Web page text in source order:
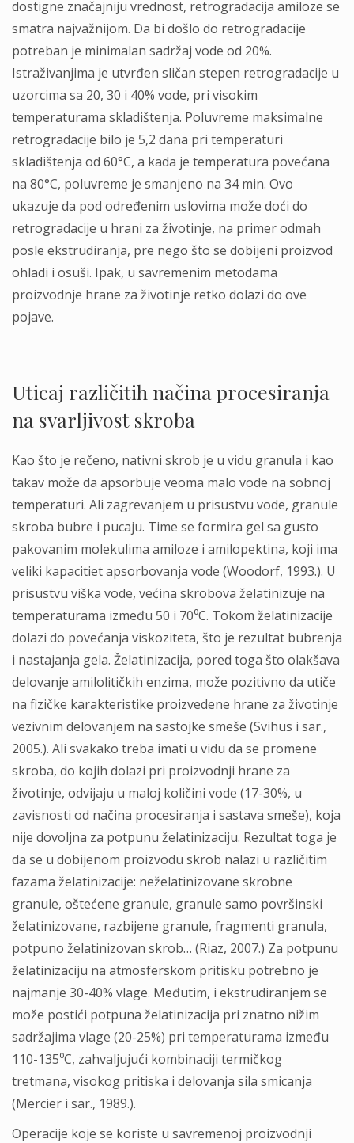
dostigne značajniju vrednost, retrogradacija amiloze se
smatra najvažnijom. Da bi došlo do retrogradacije
potreban je minimalan sadržaj vode od 20%.
Istraživanjima je utvrđen sličan stepen retrogradacije u
uzorcima sa 20, 30 i 40% vode, pri visokim
temperaturama skladištenja. Poluvreme maksimalne
retrogradacije bilo je 5,2 dana pri temperaturi
skladištenja od 60°C, a kada je temperatura povećana
na 80°C, poluvreme je smanjeno na 34 min. Ovo
ukazuje da pod određenim uslovima može doći do
retrogradacije u hrani za životinje, na primer odmah
posle ekstrudiranja, pre nego što se dobijeni proizvod
ohladi i osuši. Ipak, u savremenim metodama
proizvodnje hrane za životinje retko dolazi do ove
pojave.
Uticaj različitih načina procesiranja
na svarljivost skroba
Kao što je rečeno, nativni skrob je u vidu granula i kao
takav može da apsorbuje veoma malo vode na sobnoj
temperaturi. Ali zagrevanjem u prisustvu vode, granule
skroba bubre i pucaju. Time se formira gel sa gusto
pakovanim molekulima amiloze i amilopektina, koji ima
veliki kapacitiet apsorbovanja vode (Woodorf, 1993.). U
prisustvu viška vode, većina skrobova želatinizuje na
temperaturama između 50 i 70⁰C. Tokom želatinizacije
dolazi do povećanja viskoziteta, što je rezultat bubrenja
i nastajanja gela. Želatinizacija, pored toga što olakšava
delovanje amilolitičkih enzima, može pozitivno da utiče
na fizičke karakteristike proizvedene hrane za životinje
vezivnim delovanjem na sastojke smeše (Svihus i sar.,
2005.). Ali svakako treba imati u vidu da se promene
skroba, do kojih dolazi pri proizvodnji hrane za
životinje, odvijaju u maloj količini vode (17-30%, u
zavisnosti od načina procesiranja i sastava smeše), koja
nije dovoljna za potpunu želatinizaciju. Rezultat toga je
da se u dobijenom proizvodu skrob nalazi u različitim
fazama želatinizacije: neželatinizovane skrobne
granule, oštećene granule, granule samo površinski
želatinizovane, razbijene granule, fragmenti granula,
potpuno želatinizovan skrob… (Riaz, 2007.) Za potpunu
želatinizaciju na atmosferskom pritisku potrebno je
najmanje 30-40% vlage. Međutim, i ekstrudiranjem se
može postići potpuna želatinizacija pri znatno nižim
sadržajima vlage (20-25%) pri temperaturama između
110-135⁰C, zahvaljujući kombinaciji termičkog
tretmana, visokog pritiska i delovanja sila smicanja
(Mercier i sar., 1989.).
Operacije koje se koriste u savremenoj proizvodnji